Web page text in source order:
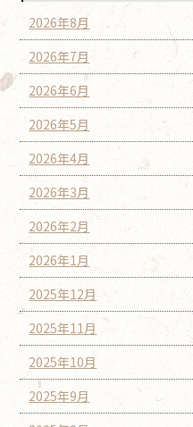
2026年8月
2026年7月
2026年6月
2026年5月
2026年4月
2026年3月
2026年2月
2026年1月
2025年12月
2025年11月
2025年10月
2025年9月